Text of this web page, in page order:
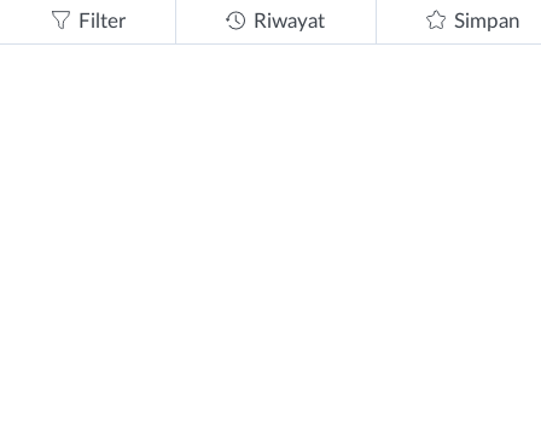
Dibutuhkan 2 bulan lalu
Filter Riwayat Simpan